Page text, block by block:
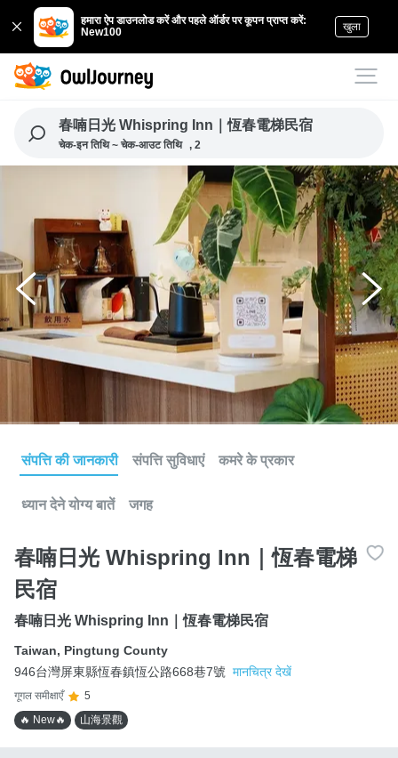
हमारा ऐप डाउनलोड करें और पहले ऑर्डर पर कूपन प्राप्त करें:
New100
खुला
春喃日光 Whispring Inn｜恆春電梯民宿
चेक-इन तिथि ~ चेक-आउट तिथि , 2
संपत्ति की जानकारी संपत्ति सुविधाएं कमरे के प्रकार
ध्यान देने योग्य बातें जगह
春喃日光 Whispring Inn｜恆春電梯
民宿
春喃日光 Whispring Inn｜恆春電梯民宿
Taiwan, Pingtung County
946台灣屏東縣恆春鎮恆公路668巷7號 मानचित्र देखें
गूगल समीक्षाएँ
5
🔥 New🔥
山海景觀